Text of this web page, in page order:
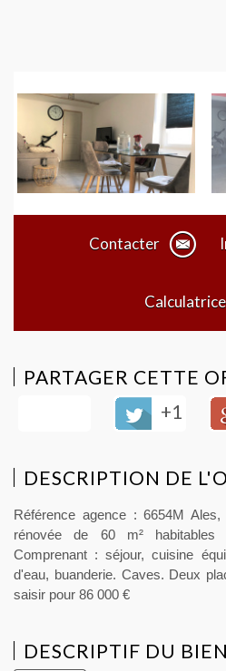
Contacter
Calculatrice
PARTAGER CETTE
+1
DESCRIPTION DE
Référence agence : 6654M
rénovée de 60 m²
Comprenant : séjour, cuisine
d'eau, buanderie. Caves. Deux
saisir pour 86 000 €
DESCRIPTIF DU BIEN